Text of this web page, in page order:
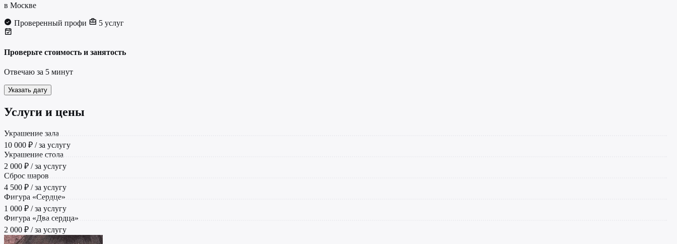
в Москве
Проверенный профи 5 услуг
Проверьте стоимость и занятость
Отвечаю за 5 минут
Указать дату
Услуги и цены
Украшение зала
10 000 ₽ / за услугу
Украшение стола
2 000 ₽ / за услугу
Сброс шаров
4 500 ₽ / за услугу
Фигура «Сердце»
1 000 ₽ / за услугу
Фигура «Два сердца»
2 000 ₽ / за услугу